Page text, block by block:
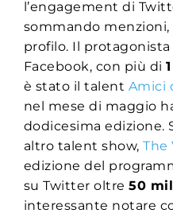
l’engagement di
sommando menzioni,
profilo. Il protagonista
Facebook, con più di
è stato il talent Amici
nel mese di maggio
dodicesima edizione.
altro talent show,The
edizione del
su Twitter oltre50
interessante notare